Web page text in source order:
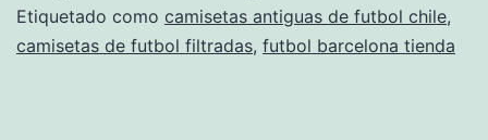
2018
2019
Etiquetado como camisetas antiguas de futbol chile,
camisetas de futbol filtradas, futbol barcelona tienda